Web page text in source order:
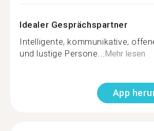
Idealer Gesprächspartner
Intelligente, kommunikative,
und lustige Persone... Mehr lesen
App